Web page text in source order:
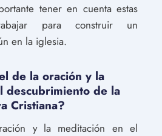
tener en cuenta estas
para construir un
en la iglesia.
de la oración y la
descubrimiento de la
Cristiana?
y la meditación en el